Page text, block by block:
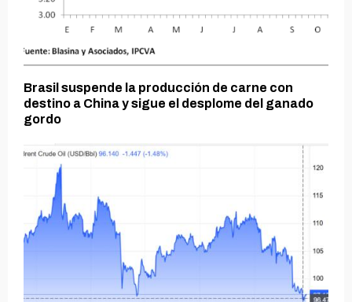
Brasil suspende la producción de carne con
destino a China y sigue el desplome del ganado
gordo